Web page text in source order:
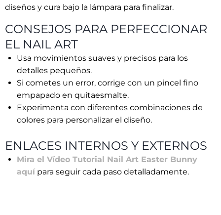
diseños y cura bajo la lámpara para finalizar.
CONSEJOS PARA PERFECCIONAR
EL NAIL ART
Usa movimientos suaves y precisos para los
detalles pequeños.
Si cometes un error, corrige con un pincel fino
empapado en quitaesmalte.
Experimenta con diferentes combinaciones de
colores para personalizar el diseño.
ENLACES INTERNOS Y EXTERNOS
Mira el Vídeo Tutorial Nail Art Easter Bunny
aquí para seguir cada paso detalladamente.